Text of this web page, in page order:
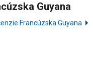
Guyana
Francúzska Guyana